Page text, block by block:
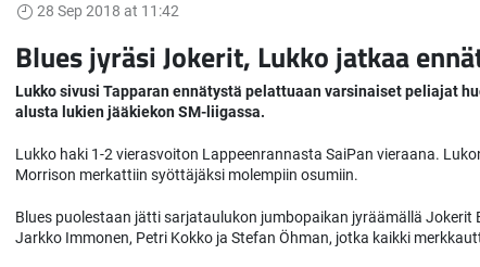
28 Sep 2018 at 11:42
Blues jyräsi Jokerit, Lukko jatkaa
Lukko sivusi Tapparan ennätystä pelattuaan varsinaiset peliajat
alusta lukien jääkiekon SM-liigassa.
Lukko haki 1-2 vierasvoiton Lappeenrannasta SaiPan vieraana.
Morrison merkattiin syöttäjäksi molempiin osumiin.
Blues puolestaan jätti sarjataulukon jumbopaikan jyräämällä
Jarkko Immonen, Petri Kokko ja Stefan Öhman, jotka kaikki